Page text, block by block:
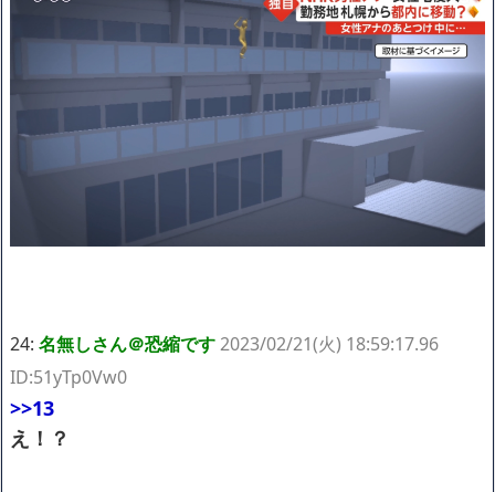
24: 名無しさん＠恐縮です2023/02/21(火) 18:59:17.96
ID:51yTp0Vw0
>>13
え！？